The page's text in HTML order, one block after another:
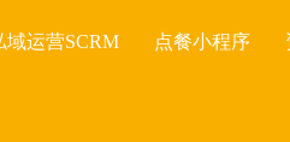
域运营SCRM 点餐小程序